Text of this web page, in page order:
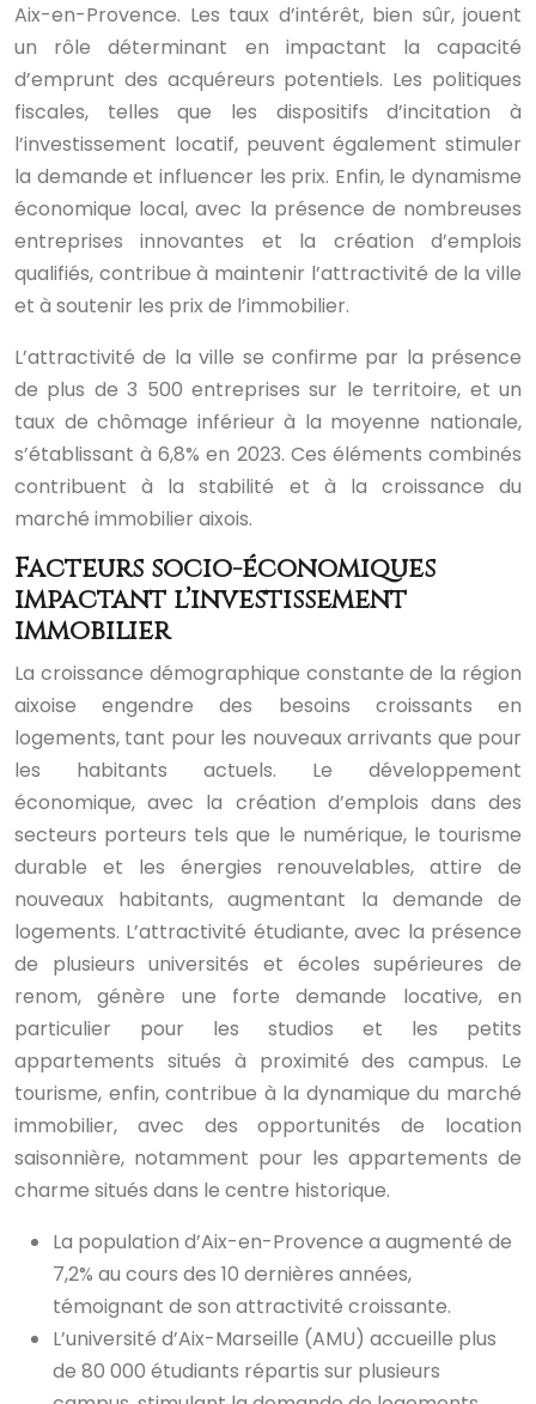
Aix-en-Provence. Les taux d’intérêt, bien sûr, jouent
un rôle déterminant en impactant la capacité
d’emprunt des acquéreurs potentiels. Les politiques
fiscales, telles que les dispositifs d’incitation à
l’investissement locatif, peuvent également stimuler
la demande et influencer les prix. Enfin, le dynamisme
économique local, avec la présence de nombreuses
entreprises innovantes et la création d’emplois
qualifiés, contribue à maintenir l’attractivité de la ville
et à soutenir les prix de l’immobilier.
L’attractivité de la ville se confirme par la présence
de plus de 3 500 entreprises sur le territoire, et un
taux de chômage inférieur à la moyenne nationale,
s’établissant à 6,8% en 2023. Ces éléments combinés
contribuent à la stabilité et à la croissance du
marché immobilier aixois.
Facteurs socio-économiques
impactant l’investissement
immobilier
La croissance démographique constante de la région
aixoise engendre des besoins croissants en
logements, tant pour les nouveaux arrivants que pour
les habitants actuels. Le développement
économique, avec la création d’emplois dans des
secteurs porteurs tels que le numérique, le tourisme
durable et les énergies renouvelables, attire de
nouveaux habitants, augmentant la demande de
logements. L’attractivité étudiante, avec la présence
de plusieurs universités et écoles supérieures de
renom, génère une forte demande locative, en
particulier pour les studios et les petits
appartements situés à proximité des campus. Le
tourisme, enfin, contribue à la dynamique du marché
immobilier, avec des opportunités de location
saisonnière, notamment pour les appartements de
charme situés dans le centre historique.
La population d’Aix-en-Provence a augmenté de
7,2% au cours des 10 dernières années,
témoignant de son attractivité croissante.
L’université d’Aix-Marseille (AMU) accueille plus
de 80 000 étudiants répartis sur plusieurs